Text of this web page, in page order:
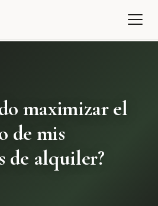
maximizar el
de mis
de alquiler?